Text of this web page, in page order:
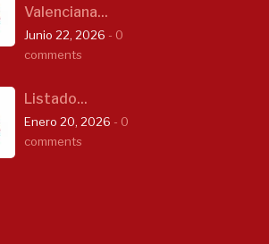
Valenciana...
Junio 22, 2026 - 0
comments
Listado...
Enero 20, 2026 - 0
comments